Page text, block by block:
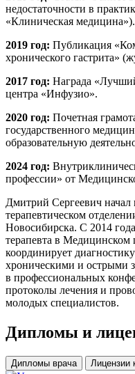
недостаточности в
«Клиническая медицина»).
2019 год: Публикация
хронического гастрита»
2017 год: Награда
центра «Инфузио».
2020 год: Почетная
государственного
образовательную
2024 год:
профессии» от
Дмитрий Сергеевич начал
терапевтическом
Новосибирска. С 2014
терапевта в Медицинском
координирует
хроническими и острыми
в профессиональных
протоколы лечения и
молодых специалистов.
Дипломы и
Дипломы врача Лицензии